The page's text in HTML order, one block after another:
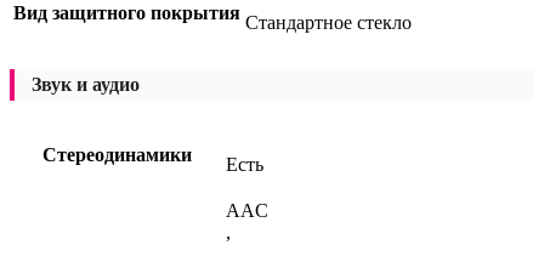
Вид защитного покрытия Стандартное стекло
Звук и аудио
Стереодинамики Есть
AAC
,